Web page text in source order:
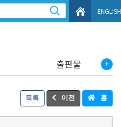
ENGLISH
출판물
목록 이전 홈